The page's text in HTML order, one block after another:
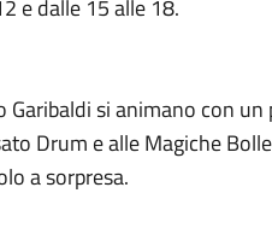
e dalle 15 alle 18.
si animano con
Drum e alle Magiche
a sorpresa.